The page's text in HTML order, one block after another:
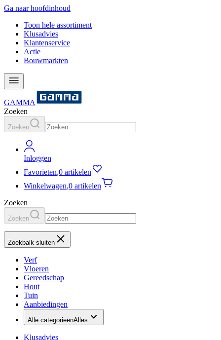
Ga naar hoofdinhoud
Toon hele assortiment
Klusadvies
Klantenservice
Actie
Bouwmarkten
GAMMA
Zoeken
Zoeken
Inloggen
Favorieten,0 artikelen
Winkelwagen,0 artikelen
Zoeken
Zoeken
Zoekbalk sluiten
Verf
Vloeren
Gereedschap
Hout
Tuin
Aanbiedingen
Alle categorieënAlles
Klusadvies